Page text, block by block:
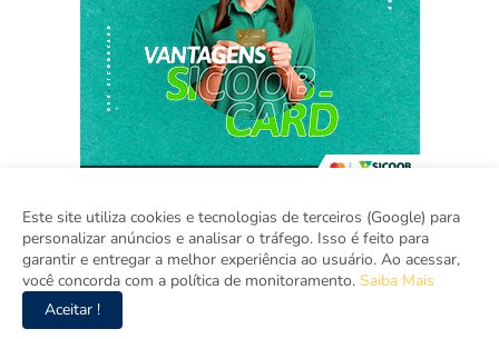
Home Sobre Contato Mídia Kit
Este site utiliza cookies e tecnologias de terceiros (Google) para
personalizar anúncios e analisar o tráfego. Isso é feito para
garantir e entregar a melhor experiência ao usuário. Ao acessar,
você concorda com a política de monitoramento. Saiba Mais
Aceitar !